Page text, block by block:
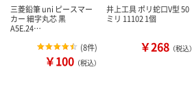
三菱鉛筆 uni ピースマー
カー 細字丸芯 黒
A5E.24…
(8件)
￥100 （税込）
井上工具 ポリ蛇口V型 50
ミリ 11102 1個
￥268 （税込）